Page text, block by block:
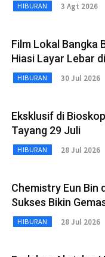
HIBURAN 3 Agt 2026
Film Lokal Bangka
Hiasi Layar Lebar
HIBURAN 30 Jul 2026
Eksklusif di
Tayang 29 Juli
HIBURAN 28 Jul 2026
Chemistry Eun Bin
Sukses Bikin
HIBURAN 28 Jul 2026